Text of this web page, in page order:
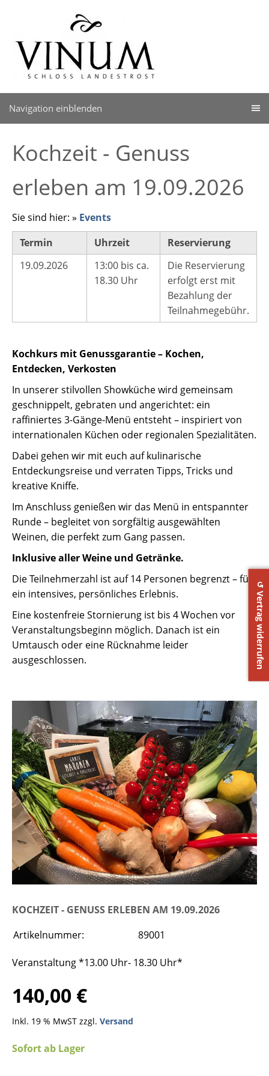
↺ Vertrag widerrufen
Navigation einblenden
Kochzeit - Genuss
erleben am 19.09.2026
Sie sind hier: » Events
Termin
Uhrzeit
Reservierung
19.09.2026
13:00 bis ca.
18.30 Uhr
Die Reservierung
erfolgt erst mit
Bezahlung der
Teilnahmegebühr.
Kochkurs mit Genussgarantie – Kochen,
Entdecken, Verkosten
In unserer stilvollen Showküche wird gemeinsam
geschnippelt, gebraten und angerichtet: ein
raffiniertes 3-Gänge-Menü entsteht – inspiriert von
internationalen Küchen oder regionalen Spezialitäten.
Dabei gehen wir mit euch auf kulinarische
Entdeckungsreise und verraten Tipps, Tricks und
kreative Kniffe.
Im Anschluss genießen wir das Menü in entspannter
Runde – begleitet von sorgfältig ausgewählten
Weinen, die perfekt zum Gang passen.
Inklusive aller Weine und Getränke.
Die Teilnehmerzahl ist auf 14 Personen begrenzt – für
ein intensives, persönliches Erlebnis.
Eine kostenfreie Stornierung ist bis 4 Wochen vor
Veranstaltungsbeginn möglich. Danach ist ein
Umtausch oder eine Rücknahme leider
ausgeschlossen.
KOCHZEIT - GENUSS ERLEBEN AM 19.09.2026
Artikelnummer:
89001
Veranstaltung *13.00 Uhr- 18.30 Uhr*
140,00 €
Inkl. 19 % MwST zzgl. Versand
Sofort ab Lager